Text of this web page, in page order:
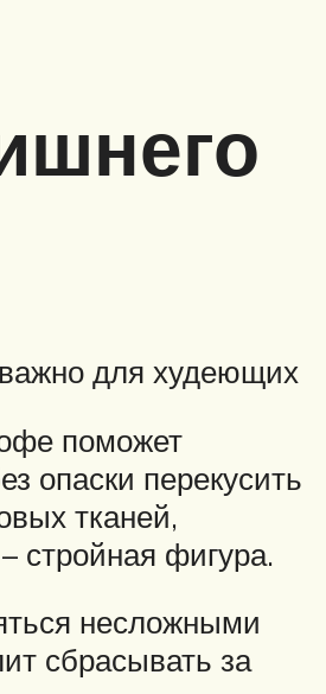
для худеющих
поможет
опаски перекусить
тканей,
стройная фигура.
несложными
сбрасывать за